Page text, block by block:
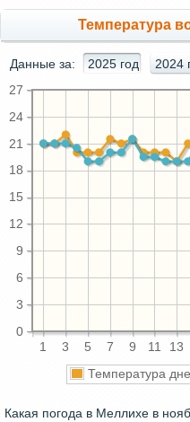
Температура
Данные за: 2025 год 2024
1 3 5 7 9 11 13
0
3
6
9
12
15
18
21
24
27
Температура
Какая погода в Меллихе в